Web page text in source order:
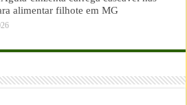
alimentar filhote em MG